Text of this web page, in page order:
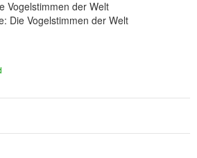
(33)
Vogelstimmen der Welt
Die Vogelstimmen der Welt